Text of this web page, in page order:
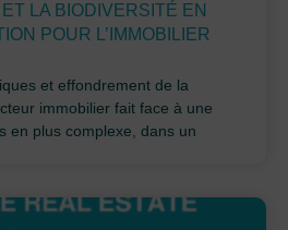
LA BIODIVERSITÉ EN
POUR L’IMMOBILIER
et effondrement de la
immobilier fait face à une
en plus complexe, dans un